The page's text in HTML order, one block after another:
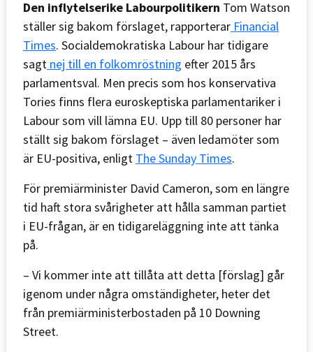
Den inflytelserike Labourpolitikern Tom Watson
ställer sig bakom förslaget, rapporterar Financial
Times. Socialdemokratiska Labour har tidigare
sagt nej till en folkomröstning efter 2015 års
parlamentsval. Men precis som hos konservativa
Tories finns flera euroskeptiska parlamentariker i
Labour som vill lämna EU. Upp till 80 personer har
ställt sig bakom förslaget – även ledamöter som
är EU-positiva, enligt The Sunday Times.
För premiärminister David Cameron, som en längre
tid haft stora svårigheter att hålla samman partiet
i EU-frågan, är en tidigareläggning inte att tänka
på.
– Vi kommer inte att tillåta att detta [förslag] går
igenom under några omständigheter, heter det
från premiärministerbostaden på 10 Downing
Street.